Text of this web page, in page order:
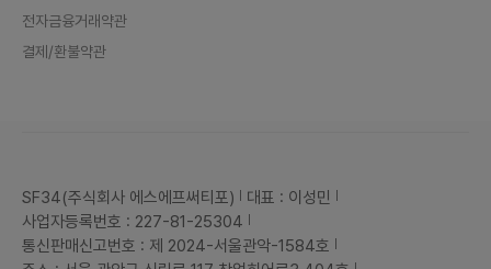
전자금융거래약관
결제/환불약관
SF34(주식회사 에스에프써티포)
대표 : 이성민
사업자등록번호 : 227-81-25304
통신판매신고번호 : 제 2024-서울관악-1584호